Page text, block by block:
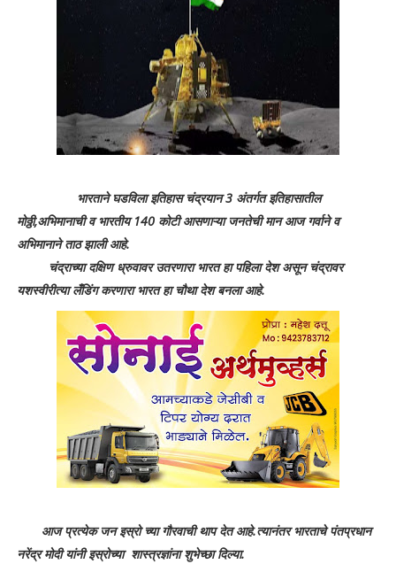
भारताने घडविला इतिहास चंद्रयान 3 अंतर्गत इतिहासातील
मोठ्ठी,अभिमानाची व भारतीय 140 कोटी आसणाऱ्या जनतेची मान आज गर्वाने व
अभिमानाने ताठ झाली आहे.
चंद्राच्या दक्षिण ध्रुवावर उतरणारा भारत हा पहिला देश असून चंद्रावर
यशस्वीरीत्या लँडिंग करणारा भारत हा चौथा देश बनला आहे.
आज प्रत्येक जन इस्रो च्या गौरवाची थाप देत आहे.त्यानंतर भारताचे पंतप्रधान
नरेंद्र मोदी यांनी इस्रोच्या शास्त्रज्ञांना शुभेच्छा दिल्या.